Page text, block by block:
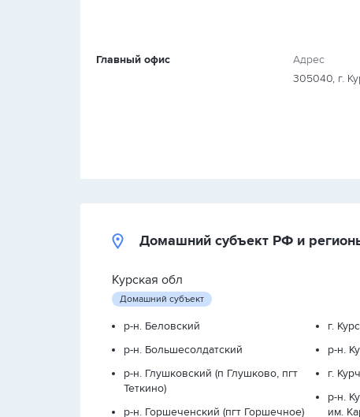
Главный офис
Адрес
305040, г.
Домашний субъект РФ и
Курская обл
Домашний субъект
р-н. Беловский
р-н. Большесолдатский
р-н. Глушковский (п Глушково, пгт
Теткино)
р-н. Горшеченский (пгт Горшечное)
г.
р-н.
г.
р-н.
им.